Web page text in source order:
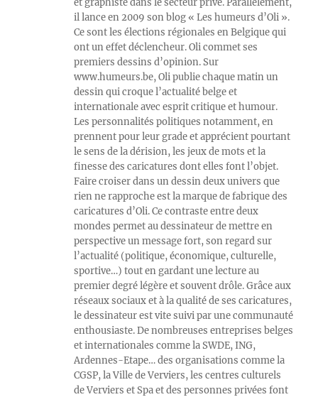
il lance en 2009 son blog « Les humeurs d’Oli ».
Ce sont les élections régionales en Belgique qui
ont un effet déclencheur. Oli commet ses
premiers dessins d’opinion. Sur
www.humeurs.be, Oli publie chaque matin un
dessin qui croque l’actualité belge et
internationale avec esprit critique et humour.
Les personnalités politiques notamment, en
prennent pour leur grade et apprécient pourtant
le sens de la dérision, les jeux de mots et la
finesse des caricatures dont elles font l’objet.
Faire croiser dans un dessin deux univers que
rien ne rapproche est la marque de fabrique des
caricatures d’Oli. Ce contraste entre deux
mondes permet au dessinateur de mettre en
perspective un message fort, son regard sur
l’actualité (politique, économique, culturelle,
sportive…) tout en gardant une lecture au
premier degré légère et souvent drôle. Grâce aux
réseaux sociaux et à la qualité de ses caricatures,
le dessinateur est vite suivi par une communauté
enthousiaste. De nombreuses entreprises belges
et internationales comme la SWDE, ING,
Ardennes-Etape… des organisations comme la
CGSP, la Ville de Verviers, les centres culturels
de Verviers et Spa et des personnes privées font